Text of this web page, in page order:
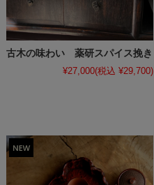
古木の味わい 薬研スパイス挽き
¥27,000(税込 ¥29,700)